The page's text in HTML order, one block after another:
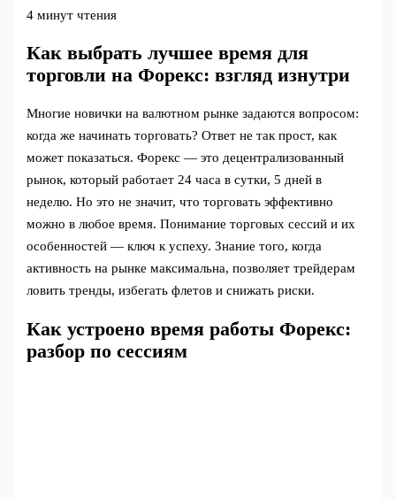
4 минут чтения
Как выбрать лучшее время для
торговли на Форекс: взгляд изнутри
Многие новички на валютном рынке задаются вопросом:
когда же начинать торговать? Ответ не так прост, как
может показаться. Форекс — это децентрализованный
рынок, который работает 24 часа в сутки, 5 дней в
неделю. Но это не значит, что торговать эффективно
можно в любое время. Понимание торговых сессий и их
особенностей — ключ к успеху. Знание того, когда
активность на рынке максимальна, позволяет трейдерам
ловить тренды, избегать флетов и снижать риски.
Как устроено время работы Форекс:
разбор по сессиям